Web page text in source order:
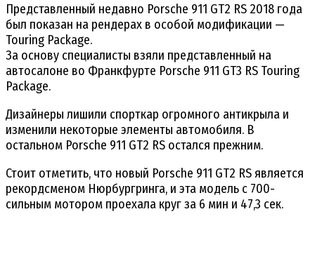
Представленный недавно Porsche 911 GT2 RS 2018 года
был показан на рендерах в особой модификации —
Touring Package.
За основу специалисты взяли представленный на
автосалоне во Франкфурте Porsche 911 GT3 RS Touring
Package.
Дизайнеры лишили спорткар огромного антикрыла и
изменили некоторые элементы автомобиля. В
остальном Porsche 911 GT2 RS остался прежним.
Стоит отметить, что новый Porsche 911 GT2 RS является
рекордсменом Нюрбургринга, и эта модель с 700-
сильным мотором проехала круг за 6 мин и 47,3 сек.